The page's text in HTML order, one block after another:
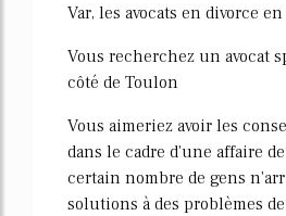
Var, les avocats en divorce
Vous recherchez un avocat
côté de Toulon
Vous aimeriez avoir les
dans le cadre d'une affaire
certain nombre de gens
solutions à des problèmes